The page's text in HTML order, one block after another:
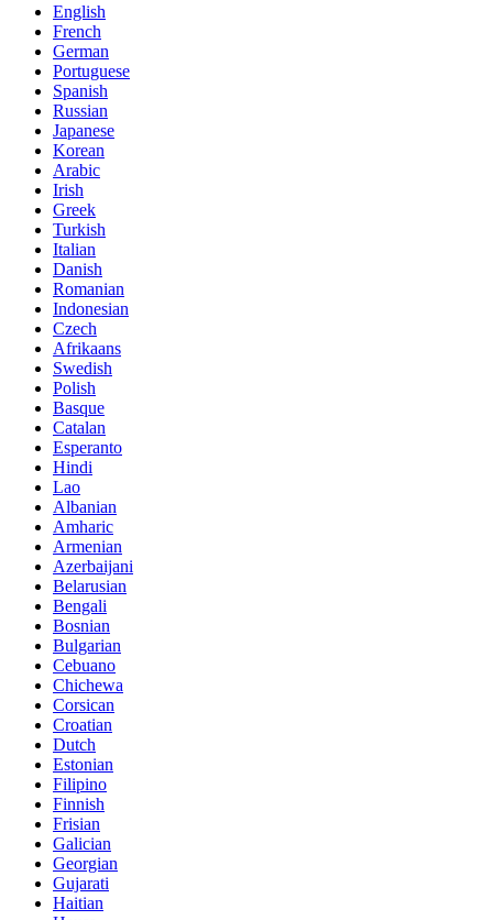
English
French
German
Portuguese
Spanish
Russian
Japanese
Korean
Arabic
Irish
Greek
Turkish
Italian
Danish
Romanian
Indonesian
Czech
Afrikaans
Swedish
Polish
Basque
Catalan
Esperanto
Hindi
Lao
Albanian
Amharic
Armenian
Azerbaijani
Belarusian
Bengali
Bosnian
Bulgarian
Cebuano
Chichewa
Corsican
Croatian
Dutch
Estonian
Filipino
Finnish
Frisian
Galician
Georgian
Gujarati
Haitian